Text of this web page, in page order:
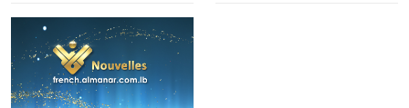
Mawasi Rafah